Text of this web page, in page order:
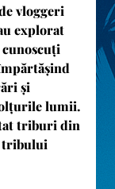
vloggeri
explorat
și
lumii.
triburi din
tribului